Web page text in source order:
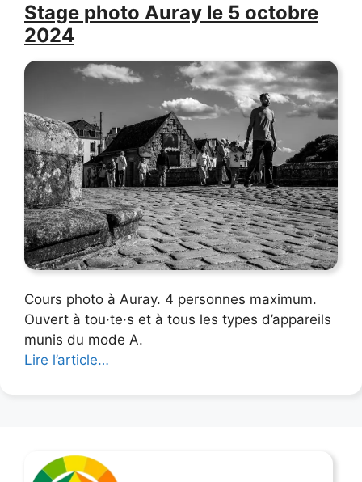
Stage photo Auray le 5 octobre
2024
Cours photo à Auray. 4 personnes maximum.
Ouvert à tou·te·s et à tous les types d’appareils
munis du mode A.
Lire l’article…